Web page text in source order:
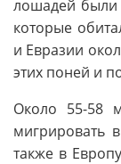
лошадей были
которые
и Евразии
этих поней и
Около 55-58
мигрировать
также в